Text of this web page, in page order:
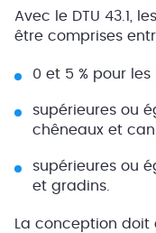
Avec le DTU 43.1,
être comprises
0 et 5 % pour
supérieures ou
chêneaux et
supérieures ou
et gradins.
La conception doit